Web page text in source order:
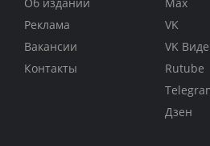
Реклама
Вакансии
Контакты
VK
VK
Rutube
Дзен